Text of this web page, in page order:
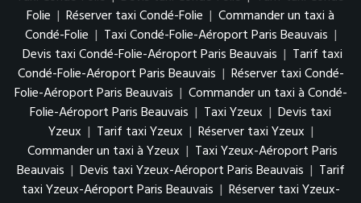
Folie | Réserver taxi Condé-Folie | Commander un taxi à
Condé-Folie | Taxi Condé-Folie-Aéroport Paris Beauvais |
Devis taxi Condé-Folie-Aéroport Paris Beauvais | Tarif taxi
Condé-Folie-Aéroport Paris Beauvais | Réserver taxi Condé-
Folie-Aéroport Paris Beauvais | Commander un taxi à Condé-
Folie-Aéroport Paris Beauvais | Taxi Yzeux | Devis taxi
Yzeux | Tarif taxi Yzeux | Réserver taxi Yzeux |
Commander un taxi à Yzeux | Taxi Yzeux-Aéroport Paris
Beauvais | Devis taxi Yzeux-Aéroport Paris Beauvais | Tarif
taxi Yzeux-Aéroport Paris Beauvais | Réserver taxi Yzeux-